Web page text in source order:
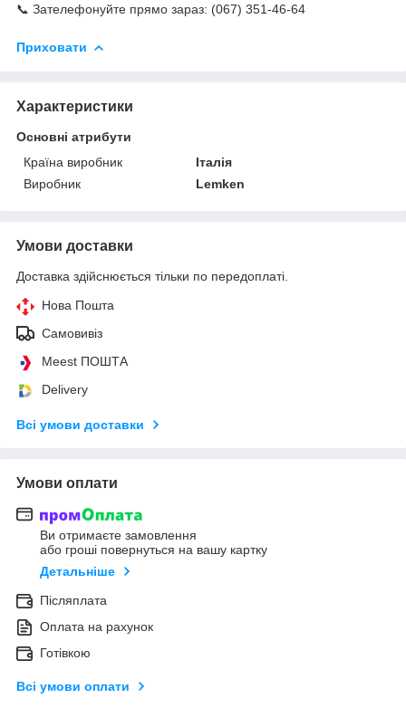
📞 Зателефонуйте прямо зараз: (067) 351-46-64
Приховати
Характеристики
Основні атрибути
Країна виробник
Італія
Виробник
Lemken
Умови доставки
Доставка здійснюється тільки по передоплаті.
Нова Пошта
Самовивіз
Meest ПОШТА
Delivery
Всі умови доставки
Умови оплати
Ви отримаєте замовлення
або гроші повернуться на вашу картку
Детальніше
Післяплата
Оплата на рахунок
Готівкою
Всі умови оплати